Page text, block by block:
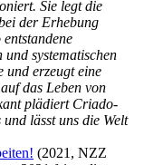
Sie legt die
der Erhebung
systematischen
erzeugt eine
das Leben von
plädiert Criado-
und lässt uns die Welt
(2021, NZZ